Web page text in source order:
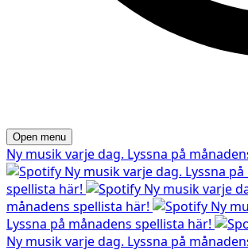
Open menu
Ny musik varje dag. Lyssna på
Ny musik varje dag. Lyssna
spellista här!
Ny musik varje
månadens spellista här!
Ny
Lyssna på månadens spellista här!
Ny musik varje dag. Lyssna på